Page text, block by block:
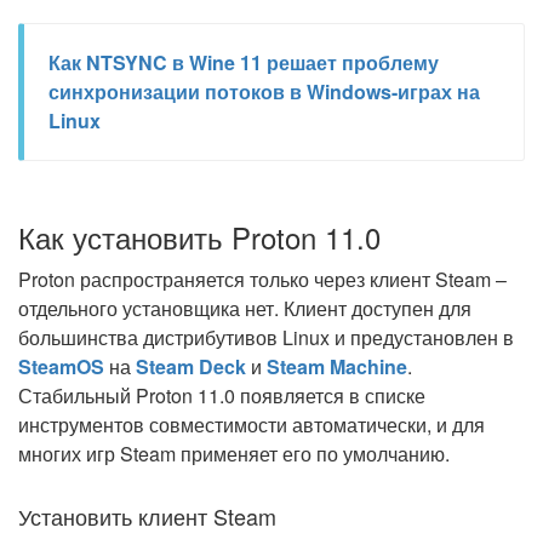
Как NTSYNC в Wine 11 решает проблему
синхронизации потоков в Windows-играх на
Linux
Как установить Proton 11.0
Proton распространяется только через клиент Steam –
отдельного установщика нет. Клиент доступен для
большинства дистрибутивов Linux и предустановлен в
SteamOS наSteam Deck и Steam Machine.
Стабильный Proton 11.0 появляется в списке
инструментов совместимости автоматически, и для
многих игр Steam применяет его по умолчанию.
Установить клиент Steam